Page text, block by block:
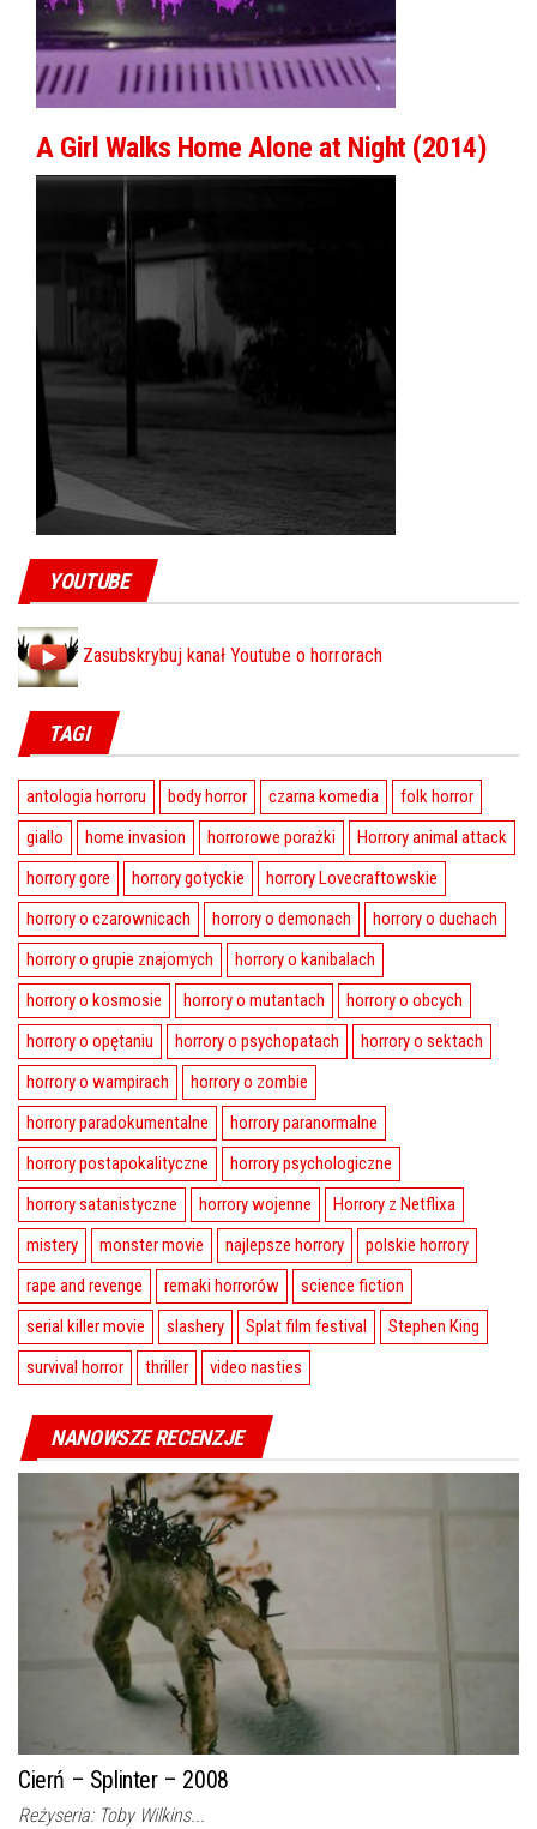
A Girl Walks Home Alone at Night (2014)
YOUTUBE
Zasubskrybuj kanał Youtube o horrorach
TAGI
antologia horroru body horror czarna komedia
folk horror
giallo
home invasion horrorowe porażki
Horrory animal attack
horrory gore
horrory gotyckie
horrory Lovecraftowskie
horrory o czarownicach
horrory o demonach
horrory o duchach
horrory o grupie znajomych
horrory o kanibalach
horrory o kosmosie
horrory o mutantach
horrory o obcych
horrory o opętaniu
horrory o psychopatach
horrory o sektach
horrory o wampirach
horrory o zombie
horrory paradokumentalne
horrory paranormalne
horrory postapokalityczne
horrory psychologiczne
horrory satanistyczne
horrory wojenne
Horrory z Netflixa
mistery
monster movie najlepsze horrory
polskie horrory
rape and revenge
remaki horrorów
science fiction
serial killer movie
slashery Splat film festival
Stephen King
survival horror
thriller video nasties
NANOWSZE RECENZJE
Cierń – Splinter – 2008
Reżyseria: Toby Wilkins...